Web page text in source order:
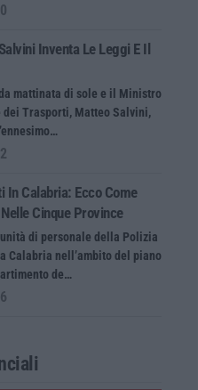
Inventa Le Leggi E Il
mattinata di sole e il Ministro
Trasporti, Matteo Salvini,
In Calabria: Ecco Come
Cinque Province
unità di personale della Polizia
Calabria nell’ambito del piano
de…